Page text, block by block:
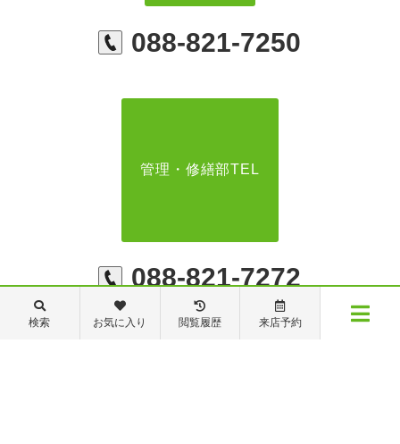
088-821-7250
管理・修繕部TEL
088-821-7272
検索 お気に入り 閲覧履歴 来店予約